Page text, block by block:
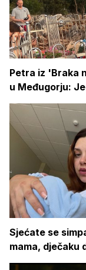
Petra iz 'Braka
u Međugorju:
Sjećate se
mama, dječaku